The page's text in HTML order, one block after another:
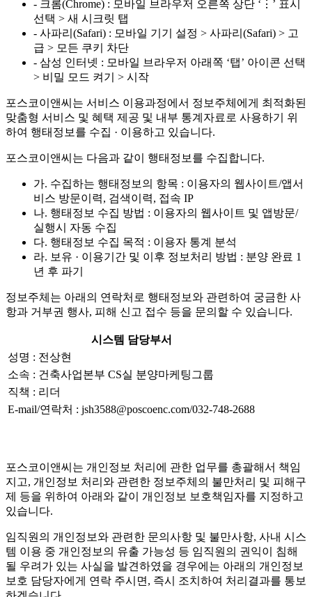
- 크롬(Chrome) : 모바일 브라우저 오른쪽 상단 ‘⋮’ 표시
선택 > 새 시크릿 탭
- 사파리(Safari) : 모바일 기기 설정 > 사파리(Safari) > 고
급 > 모든 쿠키 차단
- 삼성 인터넷 : 모바일 브라우저 아래쪽 ‘탭’ 아이콘 선택
> 비밀 모드 켜기 > 시작
포스코이앤씨는 서비스 이용과정에서 정보주체에게 최적화된
맞춤형 서비스 및 혜택 제공 및 내부 통계자료로 사용하기 위
하여 행태정보를 수집 · 이용하고 있습니다.
포스코이앤씨는 다음과 같이 행태정보를 수집합니다.
가. 수집하는 행태정보의 항목 : 이용자의 웹사이트/앱서
비스 방문이력, 검색이력, 접속 IP
나. 행태정보 수집 방법 : 이용자의 웹사이트 및 앱방문/
실행시 자동 수집
다. 행태정보 수집 목적 : 이용자 통계 분석
라. 보유 · 이용기간 및 이후 정보처리 방법 : 분양 완료 1
년 후 파기
정보주체는 아래의 연락처로 행태정보와 관련하여 궁금한 사
항과 거부권 행사, 피해 신고 접수 등을 문의할 수 있습니다.
시스템 담당부서
성명 : 전상현
소속 : 건축사업본부 CS실 분양마케팅그룹
직책 : 리더
E-mail/연락처 : jsh3588@poscoenc.com/032-748-2688
포스코이앤씨는 개인정보 처리에 관한 업무를 총괄해서 책임
지고, 개인정보 처리와 관련한 정보주체의 불만처리 및 피해구
제 등을 위하여 아래와 같이 개인정보 보호책임자를 지정하고
있습니다.
임직원의 개인정보와 관련한 문의사항 및 불만사항, 사내 시스
템 이용 중 개인정보의 유출 가능성 등 임직원의 권익이 침해
될 우려가 있는 사실을 발견하였을 경우에는 아래의 개인정보
보호 담당자에게 연락 주시면, 즉시 조치하여 처리결과를 통보